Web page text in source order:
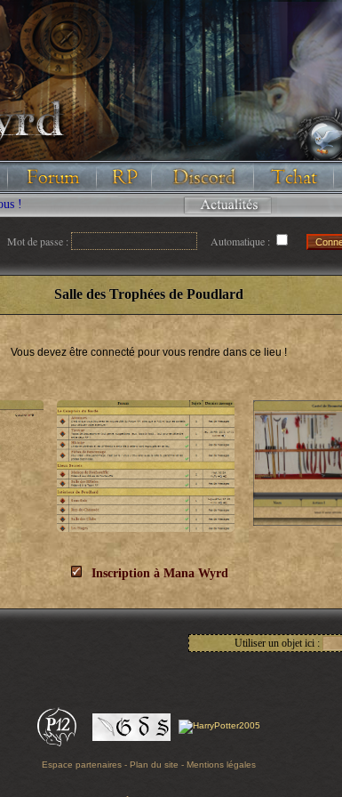
Mot de passe : Automatique :
Salle des Trophées de Poudlard
Vous devez être connecté pour vous rendre dans ce lieu !
Inscription à Mana Wyrd
Utiliser un objet ici :
Espace partenaires- Plan du site - Mentions légales